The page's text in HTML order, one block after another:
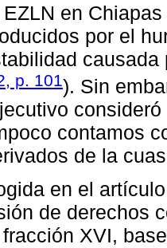
en
por el
p. 101). Sin
contamos
de la
en el
de derechos
XVI,